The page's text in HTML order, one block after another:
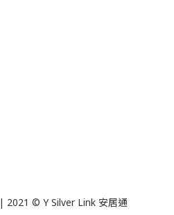
| 2021 © Y Silver Link 安居通